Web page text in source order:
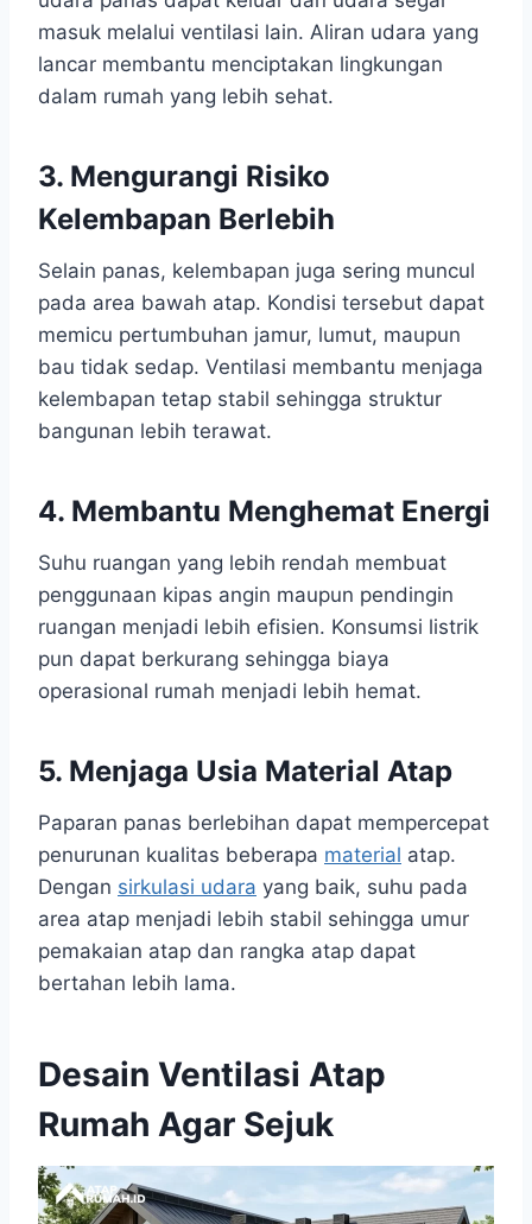
masuk melalui ventilasi lain. Aliran udara yang
lancar membantu menciptakan lingkungan
dalam rumah yang lebih sehat.
3. Mengurangi Risiko
Kelembapan Berlebih
Selain panas, kelembapan juga sering muncul
pada area bawah atap. Kondisi tersebut dapat
memicu pertumbuhan jamur, lumut, maupun
bau tidak sedap. Ventilasi membantu menjaga
kelembapan tetap stabil sehingga struktur
bangunan lebih terawat.
4. Membantu Menghemat Energi
Suhu ruangan yang lebih rendah membuat
penggunaan kipas angin maupun pendingin
ruangan menjadi lebih efisien. Konsumsi listrik
pun dapat berkurang sehingga biaya
operasional rumah menjadi lebih hemat.
5. Menjaga Usia Material Atap
Paparan panas berlebihan dapat mempercepat
penurunan kualitas beberapa material atap.
Dengan sirkulasi udara yang baik, suhu pada
area atap menjadi lebih stabil sehingga umur
pemakaian atap dan rangka atap dapat
bertahan lebih lama.
Desain Ventilasi Atap
Rumah Agar Sejuk